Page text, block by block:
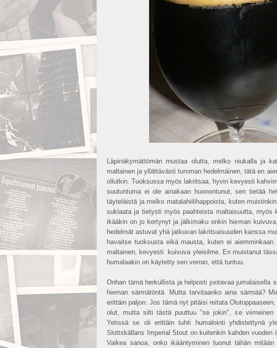
Läpinäkymättömän mustaa olutta, melko niukalla ja
maltainen ja yllättävästi tumman hedelmäinen, tätä en
ollutkin. Tuoksussa myös lakritsaa, hyvin kevyesti
suutuntuma ei ole ainakaan huonontunut, sen tietää
täyteläistä ja melko matalahiilihappoista, kuten
suklaata ja tietysti myös paahteista maltaisuutta,
ikääkin on jo kertynyt ja jälkimaku onkin hieman
hedelmät astuvat yhä jatkuvan lakritsaisuuden kanssa
havaitse tuoksusta eikä mausta, kuten ei
maltainen, kevyesti kuivuva yleisilme. En muistanut
humalaakin on käytetty sen verran, että tuntuu.
Onhan tämä herkullista ja helposti juotavaa
hieman särmätöntä. Mutta tarvitaanko aina särmää?
erittäin paljon. Jos tämä nyt pitäisi reitata
olut, mutta silti tästä puuttuu "se jokin", se viimeinen
Yetissä se oli erittäin tuhti humalointi yhdistettynä
Slottskällans Imperial Stout on kuitenkin kahden vuoden
Vaikea sanoa, onko ikääntyminen tuonut tähän